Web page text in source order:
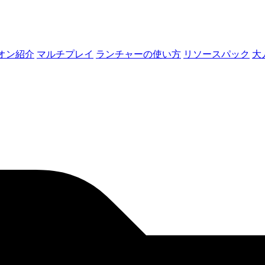
ン紹介 マルチプレイ ランチャーの使い方 リソースパック 大